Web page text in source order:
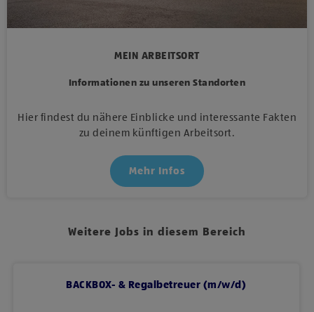
MEIN ARBEITSORT
Informationen zu unseren Standorten
Hier findest du nähere Einblicke und interessante Fakten
zu deinem künftigen Arbeitsort.
Mehr Infos
Weitere Jobs in diesem Bereich
BACKBOX- & Regalbetreuer (m/w/d)